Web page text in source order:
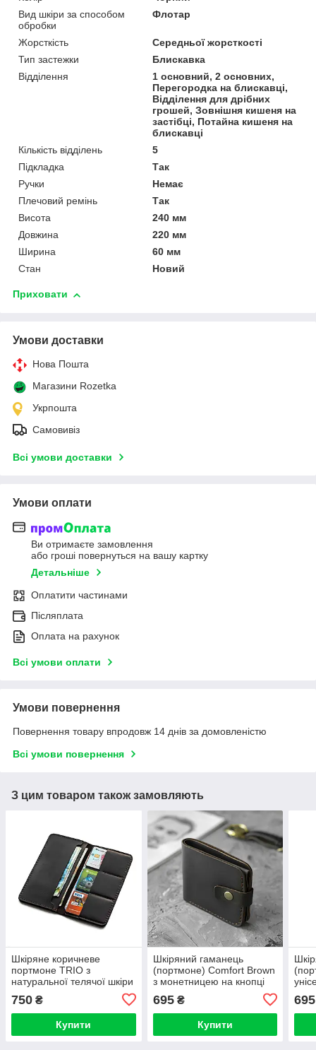
Вид шкіри за способом
обробки
Флотар
Жорсткість
Середньої жорсткості
Тип застежки
Блискавка
Відділення
1 основний, 2 основних,
Перегородка на блискавці,
Відділення для дрібних
грошей, Зовнішня кишеня на
застібці, Потайна кишеня на
блискавці
Кількість відділень
5
Підкладка
Так
Ручки
Немає
Плечовий ремінь
Так
Висота
240 мм
Довжина
220 мм
Ширина
60 мм
Стан
Новий
Приховати
Умови доставки
Нова Пошта
Магазини Rozetka
Укрпошта
Самовивіз
Всі умови доставки
Умови оплати
Ви отримаєте замовлення
або гроші повернуться на вашу картку
Детальніше
Оплатити частинами
Післяплата
Оплата на рахунок
Всі умови оплати
Умови повернення
Повернення товару впродовж 14 днів за домовленістю
Всі умови повернення
З цим товаром також замовляють
Шкіряне коричневе
портмоне TRIO з
натуральної телячої шкіри
ручної роботи Гаманець
Купюрник
750 ₴
Купити
Шкіряний гаманець
(портмоне) Comfort Brown
з монетницею на кнопці
темно-коричневий Crazy
Horse
695₴
Купити
695